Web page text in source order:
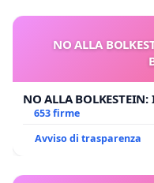
NO ALLA
NO ALLA
653 firme
Avviso di trasparenza